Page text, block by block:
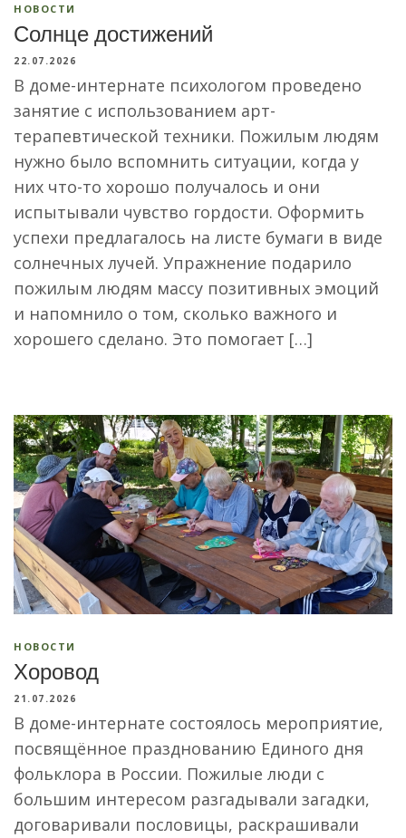
НОВОСТИ
Солнце достижений
22.07.2026
В доме-интернате психологом проведено
занятие с использованием арт-
терапевтической техники. Пожилым людям
нужно было вспомнить ситуации, когда у
них что-то хорошо получалось и они
испытывали чувство гордости. Оформить
успехи предлагалось на листе бумаги в виде
солнечных лучей. Упражнение подарило
пожилым людям массу позитивных эмоций
и напомнило о том, сколько важного и
хорошего сделано. Это помогает […]
НОВОСТИ
Хоровод
21.07.2026
В доме-интернате состоялось мероприятие,
посвящённое празднованию Единого дня
фольклора в России. Пожилые люди с
большим интересом разгадывали загадки,
договаривали пословицы, раскрашивали